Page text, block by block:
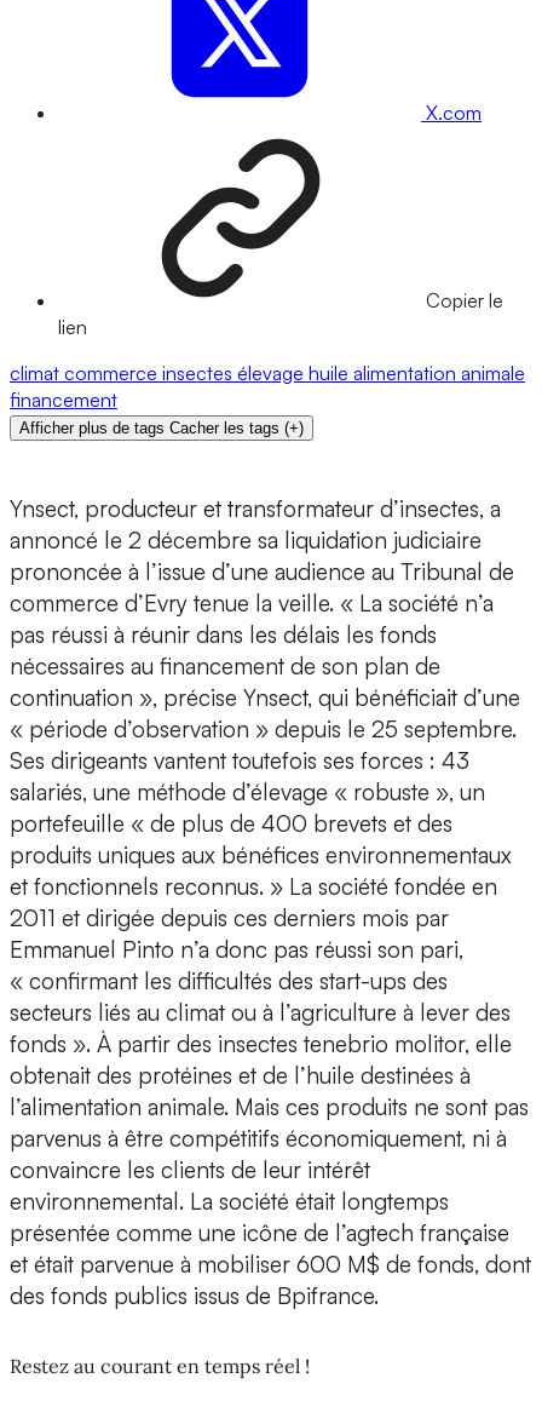
X.com
Copier le
lien
climat commerce insectes élevage huile alimentation animale
financement
Afficher plus de tags Cacher les tags (+)
Ynsect, producteur et transformateur d’insectes, a
annoncé le 2 décembre sa liquidation judiciaire
prononcée à l’issue d’une audience au Tribunal de
commerce d’Evry tenue la veille. « La société n’a
pas réussi à réunir dans les délais les fonds
nécessaires au financement de son plan de
continuation », précise Ynsect, qui bénéficiait d’une
« période d’observation » depuis le 25 septembre.
Ses dirigeants vantent toutefois ses forces : 43
salariés, une méthode d’élevage « robuste », un
portefeuille « de plus de 400 brevets et des
produits uniques aux bénéfices environnementaux
et fonctionnels reconnus. » La société fondée en
2011 et dirigée depuis ces derniers mois par
Emmanuel Pinto n’a donc pas réussi son pari,
« confirmant les difficultés des start-ups des
secteurs liés au climat ou à l’agriculture à lever des
fonds ». À partir des insectes tenebrio molitor, elle
obtenait des protéines et de l’huile destinées à
l’alimentation animale. Mais ces produits ne sont pas
parvenus à être compétitifs économiquement, ni à
convaincre les clients de leur intérêt
environnemental. La société était longtemps
présentée comme une icône de l’agtech française
et était parvenue à mobiliser 600 M$ de fonds, dont
des fonds publics issus de Bpifrance.
Restez au courant en temps réel !